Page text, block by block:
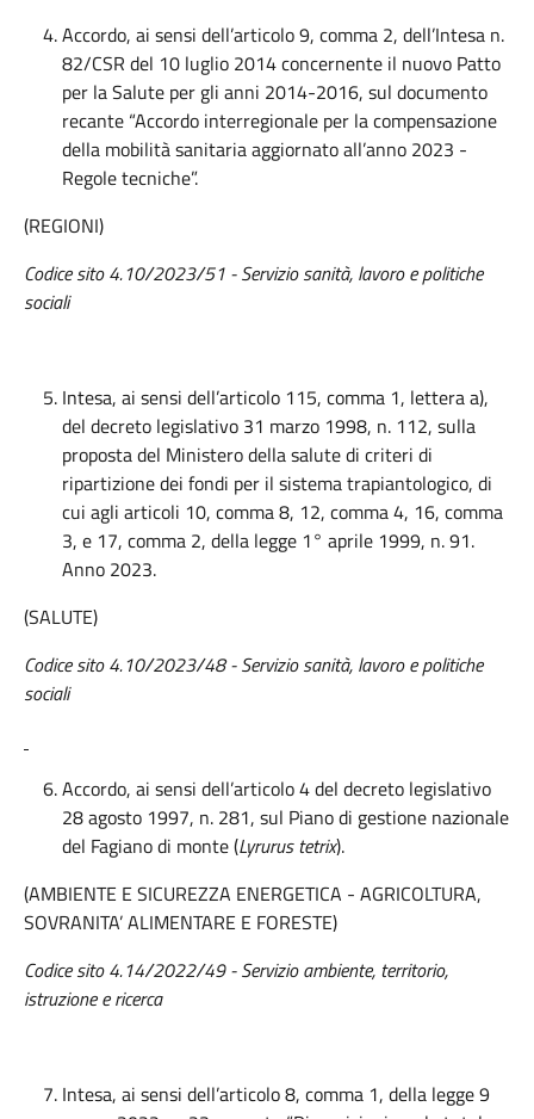
Accordo, ai sensi dell’articolo 9, comma 2, dell’Intesa n.
82/CSR del 10 luglio 2014 concernente il nuovo Patto
per la Salute per gli anni 2014-2016, sul documento
recante “Accordo interregionale per la compensazione
della mobilità sanitaria aggiornato all’anno 2023 -
Regole tecniche”.
(REGIONI)
Codice sito4.10/2023/51 -Servizio sanità, lavoro e politiche
sociali
Intesa, ai sensi dell’articolo 115, comma 1, lettera a),
del decreto legislativo 31 marzo 1998, n. 112, sulla
proposta del Ministero della salute di criteri di
ripartizione dei fondi per il sistema trapiantologico, di
cui agli articoli 10, comma 8, 12, comma 4, 16, comma
3, e 17, comma 2, della legge 1° aprile 1999, n. 91.
Anno 2023.
(SALUTE)
Codice sito 4.10/2023/48 - Servizio sanità, lavoro e politiche
sociali
Accordo, ai sensi dell’articolo 4 del decreto legislativo
28 agosto 1997, n. 281, sul Piano di gestione nazionale
del Fagiano di monte (Lyrurus tetrix).
(AMBIENTE E SICUREZZA ENERGETICA - AGRICOLTURA,
SOVRANITA’ ALIMENTARE E FORESTE)
Codice sito 4.14/2022/49 - Servizio ambiente, territorio,
istruzione e ricerca
Intesa, ai sensi dell’articolo 8, comma 1, della legge 9